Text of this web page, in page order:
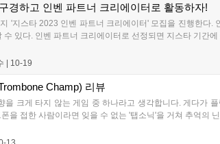
경하고 인벤 파트너 크리에이터로 활동하자!
'지스타 2023 인벤 파트너 크리에이터' 모집을 진행한다
수 있다. 인벤 파트너 크리에이터로 선정되면 지스타 기간
10-19
Champ) 리뷰
을 크게 타지 않는 게임 중 하나라고 생각합니다. 게다가
을 접한 사람이라면 잊을 수 없는 '탭소닉'을 거쳐 추억의